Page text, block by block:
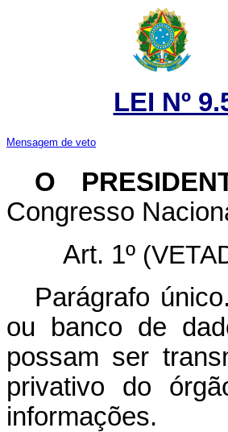
LEI Nº
Mensagem de veto
O
Congresso
Art. 1º
Parágrafo
ou banco de
possam ser
privativo do
informações.